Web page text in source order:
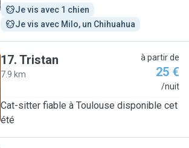
Je vis avec 1 chien
Je vis avec Milo, un Chihuahua
17. Tristan
7.9 km
à partir de
25 €
/nuit
Cat-sitter fiable à Toulouse disponible cet
été